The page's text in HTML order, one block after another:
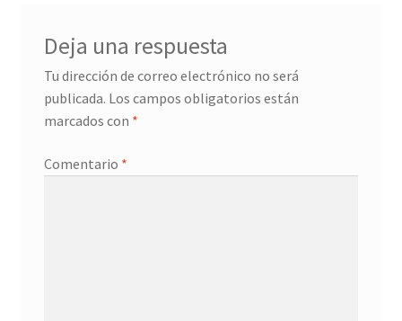
Deja una respuesta
Tu dirección de correo electrónico no será
publicada. Los campos obligatorios están
marcados con *
Comentario *